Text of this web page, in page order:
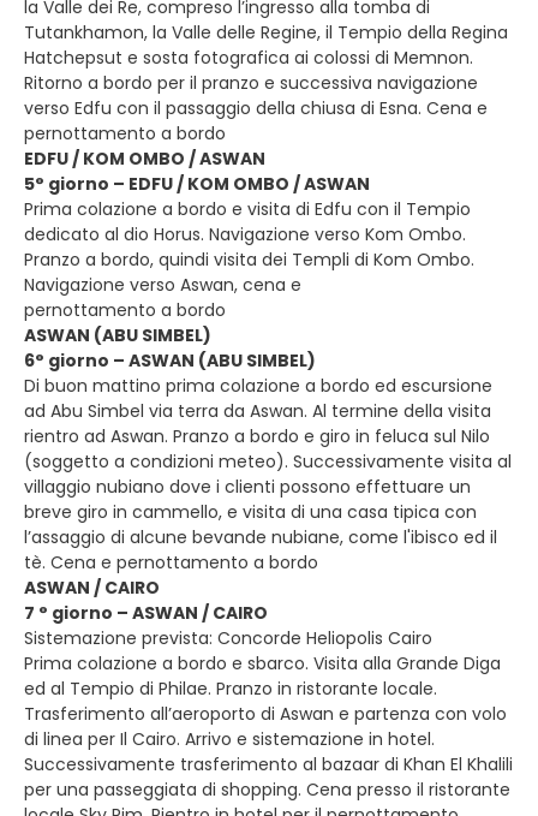
la Valle dei Re, compreso l’ingresso alla tomba di
Tutankhamon, la Valle delle Regine, il Tempio della Regina
Hatchepsut e sosta fotografica ai colossi di Memnon.
Ritorno a bordo per il pranzo e successiva navigazione
verso Edfu con il passaggio della chiusa di Esna. Cena e
pernottamento a bordo
EDFU / KOM OMBO / ASWAN
5° giorno – EDFU / KOM OMBO / ASWAN
Prima colazione a bordo e visita di Edfu con il Tempio
dedicato al dio Horus. Navigazione verso Kom Ombo.
Pranzo a bordo, quindi visita dei Templi di Kom Ombo.
Navigazione verso Aswan, cena e
pernottamento a bordo
ASWAN (ABU SIMBEL)
6° giorno – ASWAN (ABU SIMBEL)
Di buon mattino prima colazione a bordo ed escursione
ad Abu Simbel via terra da Aswan. Al termine della visita
rientro ad Aswan. Pranzo a bordo e giro in feluca sul Nilo
(soggetto a condizioni meteo). Successivamente visita al
villaggio nubiano dove i clienti possono effettuare un
breve giro in cammello, e visita di una casa tipica con
l’assaggio di alcune bevande nubiane, come l'ibisco ed il
tè. Cena e pernottamento a bordo
ASWAN / CAIRO
7 ° giorno – ASWAN / CAIRO
Sistemazione prevista: Concorde Heliopolis Cairo
Prima colazione a bordo e sbarco. Visita alla Grande Diga
ed al Tempio di Philae. Pranzo in ristorante locale.
Trasferimento all’aeroporto di Aswan e partenza con volo
di linea per Il Cairo. Arrivo e sistemazione in hotel.
Successivamente trasferimento al bazaar di Khan El Khalili
per una passeggiata di shopping. Cena presso il ristorante